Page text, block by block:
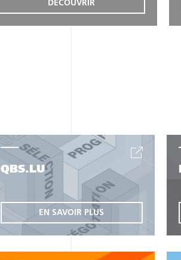
DÉCOUVRIR
QBS.LU
EN SAVOIR PLUS